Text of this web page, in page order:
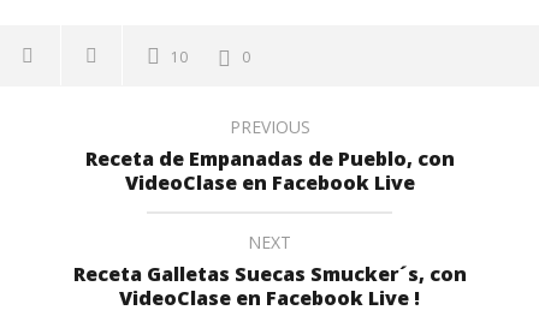
10 0
PREVIOUS
Receta de Empanadas de Pueblo, con
VideoClase en Facebook Live
NEXT
Receta Galletas Suecas Smucker´s, con
VideoClase en Facebook Live !